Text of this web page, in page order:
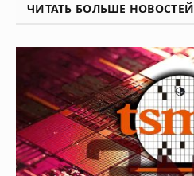
ЧИТАТЬ БОЛЬШЕ НОВОСТЕЙ